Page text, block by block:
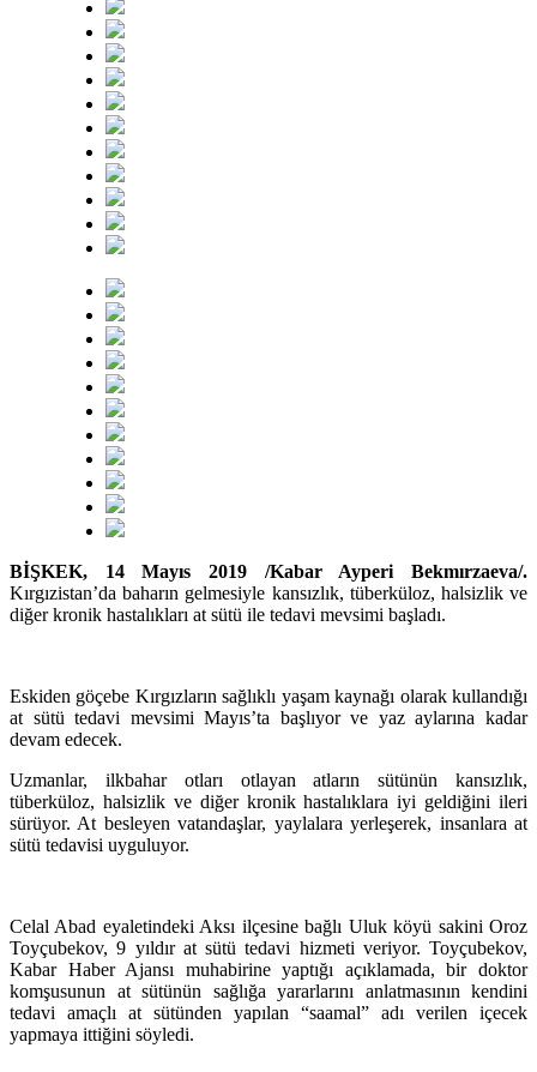
BİŞKEK, 14 Mayıs 2019 /Kabar Ayperi Bekmırzaeva/.
Kırgızistan’da baharın gelmesiyle kansızlık, tüberküloz, halsizlik ve
diğer kronik hastalıkları at sütü ile tedavi mevsimi başladı.
Eskiden göçebe Kırgızların sağlıklı yaşam kaynağı olarak kullandığı
at sütü tedavi mevsimi Mayıs’ta başlıyor ve yaz aylarına kadar
devam edecek.
Uzmanlar, ilkbahar otları otlayan atların sütünün kansızlık,
tüberküloz, halsizlik ve diğer kronik hastalıklara iyi geldiğini ileri
sürüyor. At besleyen vatandaşlar, yaylalara yerleşerek, insanlara at
sütü tedavisi uyguluyor.
Celal Abad eyaletindeki Aksı ilçesine bağlı Uluk köyü sakini Oroz
Toyçubekov, 9 yıldır at sütü tedavi hizmeti veriyor. Toyçubekov,
Kabar Haber Ajansı muhabirine yaptığı açıklamada, bir doktor
komşusunun at sütünün sağlığa yararlarını anlatmasının kendini
tedavi amaçlı at sütünden yapılan “saamal” adı verilen içecek
yapmaya ittiğini söyledi.